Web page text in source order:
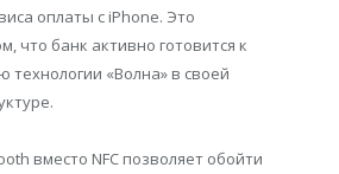
оплаты с iPhone. Это
что банк активно готовится к
технологии «Волна» в своей
вместо NFC позволяет обойти